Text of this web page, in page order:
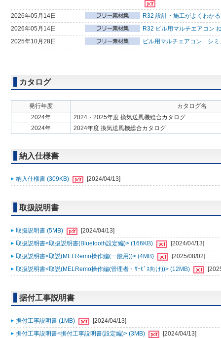
2026年05月14日
R32 設計・施工がよくわか
2026年05月14日
R32 ビル用マルチエアコン
2025年10月28日
ビル用マルチエアコン シミ
カタログ
発行年度
カタログ名
2024年
2024・2025年度 換気送風機総合カタログ
2024年
2024年度 換気送風機総合カタログ
納入仕様書
納入仕様書 (309KB) [2024/04/13]
取扱説明書
取扱説明書 (5MB)
[2024/04/13]
取扱説明書<取扱説明書(Bluetooth設定編)> (166KB)
[2024/04/13]
取扱説明書<取説(MELRemo操作編(一般用))> (4MB)
[2025/08/02]
取扱説明書<取説(MELRemo操作編(管理者・ｻｰﾋﾞｽ向け))> (12MB)
据付工事説明書
据付工事説明書 (1MB)
[2024/04/13]
据付工事説明書<据付工事説明書(設定編)> (3MB)
[2024/04/13]